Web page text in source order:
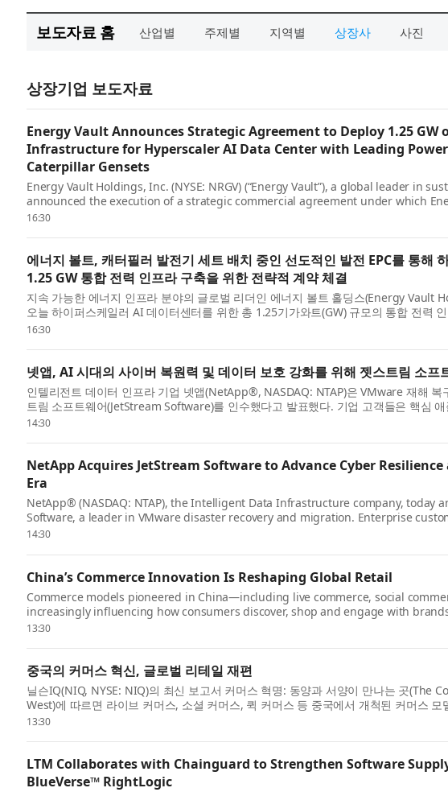
보도자료 홈 산업별 주제별 지역별 상장사 사진
상장기업 보도자료
Energy Vault Announces Strategic Agreement to Deploy 1.25 GW
Infrastructure for Hyperscaler AI Data Center with Leading
Caterpillar Gensets
Energy Vault Holdings, Inc. (NYSE: NRGV) (“Energy Vault”), a global leader in
announced the execution of a strategic commercial agreement under which
storage systems ...
16:30
에너지 볼트, 캐터필러 발전기 세트 배치 중인 선도적인 발전 EPC를 통해
1.25 GW 통합 전력 인프라 구축을 위한 전략적 계약 체결
지속 가능한 에너지 인프라 분야의 글로벌 리더인 에너지 볼트 홀딩스(Energy Vault
오늘 하이퍼스케일러 AI 데이터센터를 위한 총 1.25기가와트(GW) 규모의 통합 전력
너...
16:30
넷앱, AI 시대의 사이버 복원력 및 데이터 보호 강화를 위해 젯스트림 소프
인텔리전트 데이터 인프라 기업 넷앱(NetApp®, NASDAQ: NTAP)은 VMware 재해
트림 소프트웨어(JetStream Software)를 인수했다고 발표했다. 기업 고객들은 핵심
고 있다. 기업...
14:30
NetApp Acquires JetStream Software to Advance Cyber
Era
NetApp® (NASDAQ: NTAP), the Intelligent Data Infrastructure company, today
Software, a leader in VMware disaster recovery and migration. Enterprise
many of their most cri...
14:30
China’s Commerce Innovation Is Reshaping Global Retail
Commerce models pioneered in China—including live commerce, social
increasingly influencing how consumers discover, shop and engage with
report from NIQ (NYSE:NIQ), The C...
13:30
중국의 커머스 혁신, 글로벌 리테일 재편
닐슨IQ(NIQ, NYSE: NIQ)의 최신 보고서 커머스 혁명: 동양과 서양이 만나는 곳(The
West)에 따르면 라이브 커머스, 소셜 커머스, 퀵 커머스 등 중국에서 개척된 커머스
브랜드...
13:30
LTM Collaborates with Chainguard to Strengthen Software
BlueVerse™ RightLogic